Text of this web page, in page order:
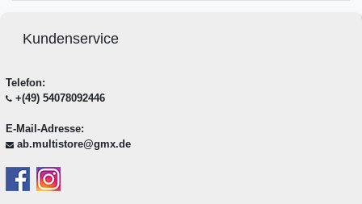
Kundenservice
Telefon:
+(49) 54078092446
E-Mail-Adresse:
ab.multistore@gmx.de